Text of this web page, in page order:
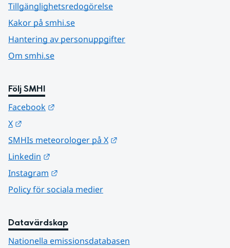
Tillgänglighetsredogörelse
Kakor på smhi.se
Hantering av personuppgifter
Om smhi.se
Följ SMHI
Facebook
X
SMHIs meteorologer på X
Linkedin
Instagram
Policy för sociala medier
Datavärdskap
Nationella emissionsdatabasen